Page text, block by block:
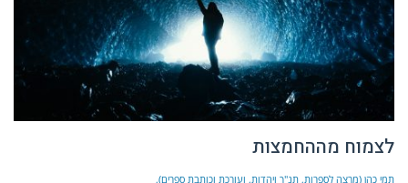
לצמוח מההחמצות
תמי כהן (מרצה לספרות, תנ"ך ויהדות, ועורכת וכותבת ספרים)